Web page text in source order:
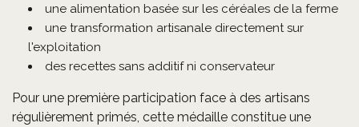
une alimentation basée sur les céréales de la ferme
une transformation artisanale directement sur
l'exploitation
des recettes sans additif ni conservateur
Pour une première participation face à des artisans
régulièrement primés, cette médaille constitue une